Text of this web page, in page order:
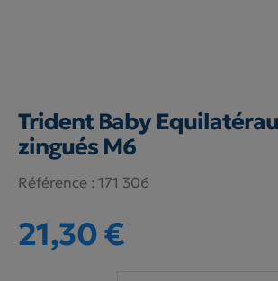
Trident Baby
zingués M6
Référence : 171 306
21,30 €